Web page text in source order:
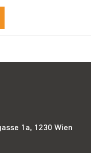
1a, 1230 Wien